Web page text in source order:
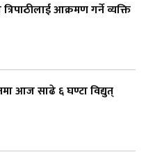
आक्रमण गर्ने व्यक्ति
आज साढे ६ घण्टा विद्युत्